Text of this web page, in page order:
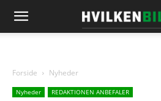
Forside Nyheder
Nyheder REDAKTIONEN ANBEFALER